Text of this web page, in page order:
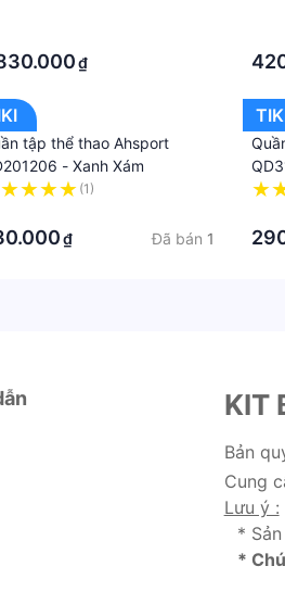
₫
tập thể thao Ahsport
- Xanh Xám
(1)
₫ Đã bán 1
KIT
Bản
Cung
Lưu ý :
*
*